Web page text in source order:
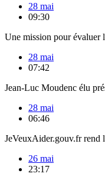
28 mai
09:30
Une mission pour évaluer
28 mai
07:42
Jean-Luc Moudenc élu
28 mai
06:46
JeVeuxAider.gouv.fr rend
26 mai
23:17